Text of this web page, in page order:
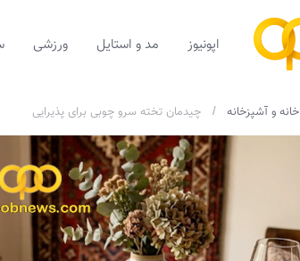
اپونیوز مد و استایل ورزشی
خانه و آشپزخانه چیدمان تخته سرو چوبی برای پذیرایی